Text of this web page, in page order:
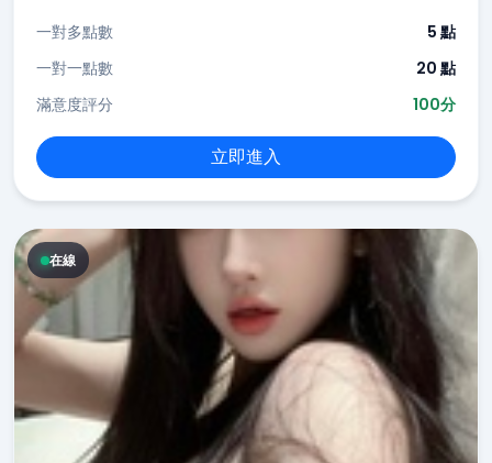
一對多點數
5 點
一對一點數
20 點
滿意度評分
100分
立即進入
在線